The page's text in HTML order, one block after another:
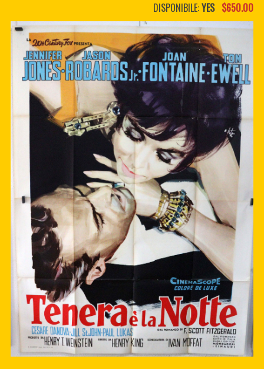
CUSTOM PDF
DISPONIBILE:YES $650.00